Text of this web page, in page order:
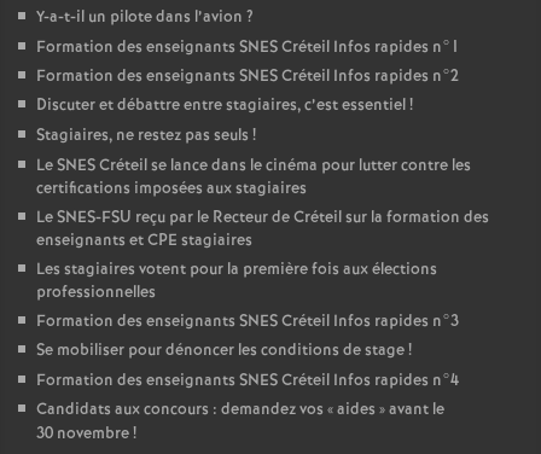
Y-a-t-il un pilote dans l’avion ?
Formation des enseignants SNESCréteil Infos rapides n°1
Formation des enseignants SNESCréteil Infos rapides n°2
Discuter et débattre entre stagiaires, c’est essentiel!
Stagiaires, ne restez pas seuls !
LeSNESCréteil se lance dans le cinéma pour lutter contre les
certifications imposées aux stagiaires
LeSNES-FSU reçu par le Recteur de Créteil sur la formation des
enseignants etCPE stagiaires
Les stagiaires votent pour la première fois aux élections
professionnelles
Formation des enseignants SNESCréteil Infos rapides n°3
Se mobiliser pour dénoncer les conditions de stage!
Formation des enseignants SNESCréteil Infos rapides n°4
Candidats aux concours : demandez vos «aides » avant le
30 novembre!